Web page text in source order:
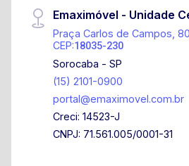
Emaximóvel - Unidade
Praça Carlos de Campos,
CEP:18035-230
Sorocaba - SP
(15) 2101-0900
portal@emaximovel.com.br
Creci: 14523-J
CNPJ: 71.561.005/0001-31